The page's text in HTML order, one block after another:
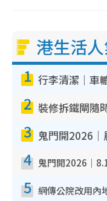
港生活
1
2
3
4
5